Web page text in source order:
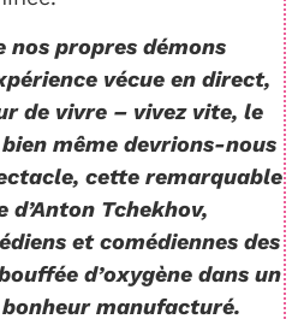
nos propres démons
vécue en direct,
de vivre – vivez vite, le
même devrions-nous
cette remarquable
Tchekhov,
et comédiennes des
d’oxygène dans un
manufacturé.